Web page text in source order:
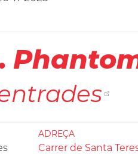
ADREÇA
Carrer de Santa